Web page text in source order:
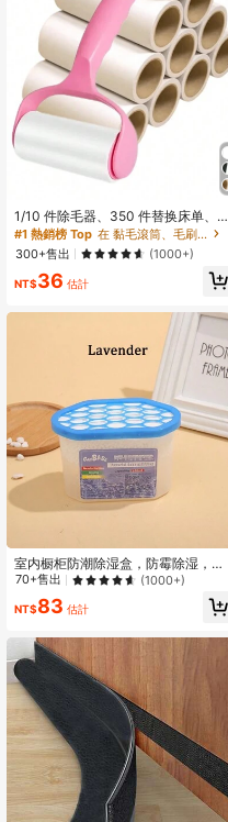
1/10 件除毛器、350 件替换床单、地
毯清洁滚筒、便携式宠物毛发去除工
具，适用于衣服、床上用品、客厅家
具、卧室、汽车地毯、汽车座椅、汽
车内饰细节
#1 熱銷榜 Top
#1 熱銷榜 Top
在 黏毛滾筒、毛刷和除毛器
回購率高的顧客
#1 熱銷榜 Top
在 黏毛滾筒、毛刷和除毛器
回購率高的顧客
#1 熱銷榜 Top
回購率高的顧客
300+售出 (1000+)
NT$36 估計
室内橱柜防潮除湿盒，防霉除湿，干
燥剂，空气清新剂，1个装，适用于学
选、伴娘礼物、房间、卧室装饰、海
小物、母亲节礼物、卧室装饰、花
园、厨房装饰、夏季、海滩、旅行必
备、房间装饰、软萌玩具、毕业季
70+售出 (1000+)
NT$83 估計